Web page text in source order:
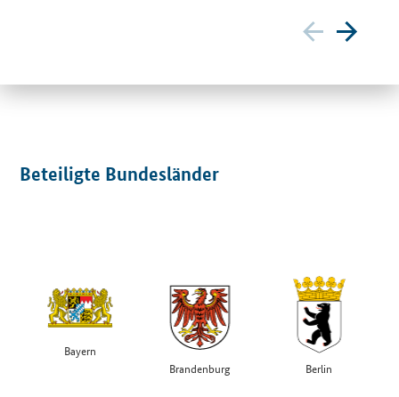
Beteiligte Bundesländer
Bayern
Brandenburg
Berlin